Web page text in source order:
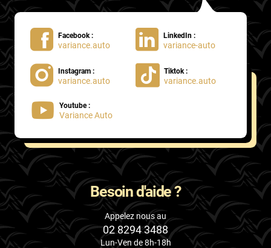
Facebook :
variance.auto
LinkedIn :
variance-auto
Instagram :
variance.auto
Tiktok :
variance.auto
Youtube :
Variance Auto
Besoin d'aide ?
Appelez nous au
02 8294 3488
Lun-Ven de 8h-18h